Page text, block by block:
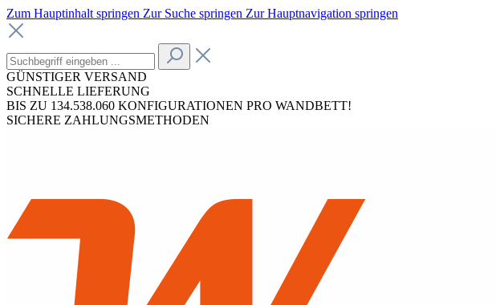
Zum Hauptinhalt springen Zur Suche springen Zur Hauptnavigation springen
GÜNSTIGER VERSAND
SCHNELLE LIEFERUNG
BIS ZU 134.538.060 KONFIGURATIONEN PRO WANDBETT!
SICHERE ZAHLUNGSMETHODEN